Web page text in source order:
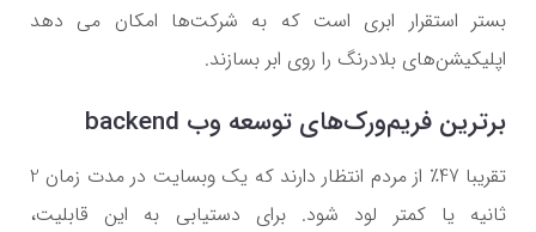
بستر استقرار ابری است که به شرکت‌ها امکان می دهد
اپلیکیشن‌های بلادرنگ را روی ابر بسازند.
برترین فریم‌ورک‌های توسعه وب backend
تقریبا 47٪ از مردم انتظار دارند که یک وبسایت در مدت زمان 2
ثانیه یا کمتر لود شود. برای دستیابی به این قابلیت،